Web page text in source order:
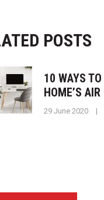
POSTS
10 WAYS
HOME’S
29 June 2020 |